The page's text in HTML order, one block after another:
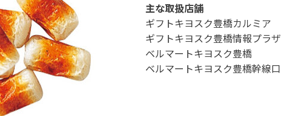
主な取扱店舗
ギフトキヨスク豊橋カルミア
ギフトキヨスク豊橋情報プラザ
ベルマートキヨスク豊橋
ベルマートキヨスク豊橋幹線口